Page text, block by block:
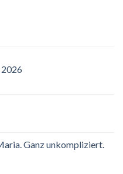
Ganz unkompliziert.